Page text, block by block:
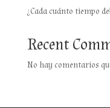
¿Cada cuánto tiempo
Recent
No hay comentarios